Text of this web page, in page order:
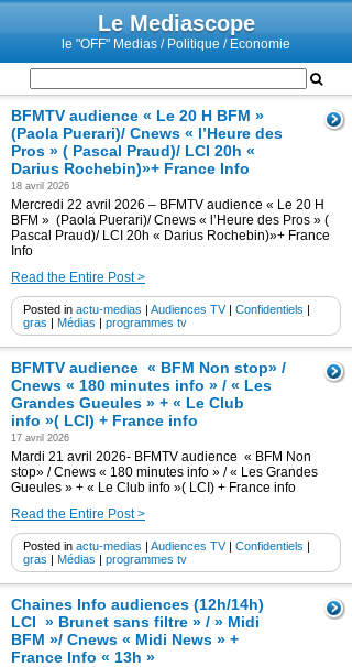
Le Mediascope
le "OFF" Medias / Politique / Economie
BFMTV audience « Le 20 H BFM »
(Paola Puerari)/ Cnews « l’Heure des
Pros » ( Pascal Praud)/ LCI 20h «
Darius Rochebin)»+ France Info
18 avril 2026
Mercredi 22 avril 2026 – BFMTV audience « Le 20 H
BFM » (Paola Puerari)/ Cnews « l’Heure des Pros » (
Pascal Praud)/ LCI 20h « Darius Rochebin)»+ France
Info
Read the Entire Post >
Posted in actu-medias | Audiences TV| Confidentiels |
gras | Médias | programmes tv
BFMTV audience « BFM Non stop» /
Cnews « 180 minutes info » / « Les
Grandes Gueules » + « Le Club
info »( LCI) + France info
17 avril 2026
Mardi 21 avril 2026- BFMTV audience « BFM Non
stop» / Cnews « 180 minutes info » / « Les Grandes
Gueules » + « Le Club info »( LCI) + France info
Read the Entire Post >
Posted in actu-medias | Audiences TV| Confidentiels |
gras | Médias | programmes tv
Chaines Info audiences (12h/14h)
LCI » Brunet sans filtre » / » Midi
BFM »/ Cnews « Midi News » +
France Info « 13h »